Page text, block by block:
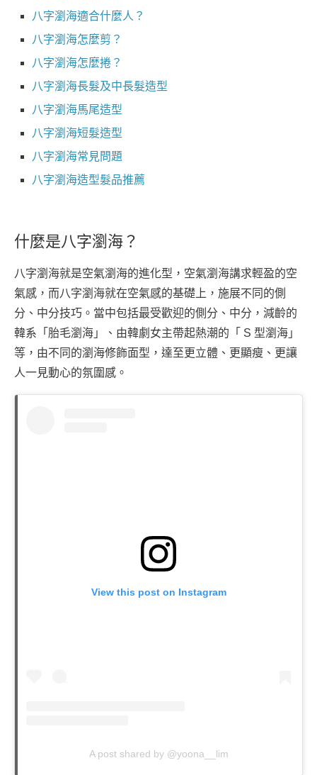
八字瀏海適合什麼人？
八字瀏海怎麼剪？
八字瀏海怎麼捲？
八字瀏海長髮及中長髮造型
八字瀏海馬尾造型
八字瀏海短髮造型
八字瀏海常見問題
八字瀏海造型髮品推薦
什麼是八字瀏海？
八字瀏海就是空氣瀏海的進化型，空氣瀏海講求輕盈的空
氣感，而八字瀏海就在空氣感的基礎上，施展不同的側
分、中分技巧。當中包括最受歡迎的側分、中分，減齡的
韓系「胎毛瀏海」、由韓劇女主帶起熱潮的「 S 型瀏海」
等，由不同的瀏海修飾面型，達至更立體、更顯瘦、更讓
人一見動心的氛圍感。
View this post on Instagram
A post shared by @yoona__lim